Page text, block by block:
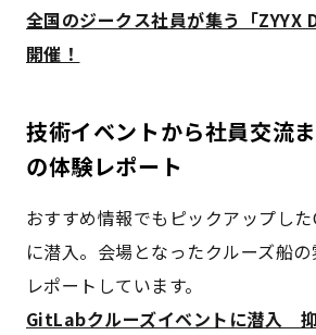
全国のジークス社員が集う「
開催！
技術イベントから社員交流
の体験レポート
おすすめ情報でもピックアップし
に潜入。会場となったクルーズ船
レポートしています。
GitLabクルーズイベントに潜入